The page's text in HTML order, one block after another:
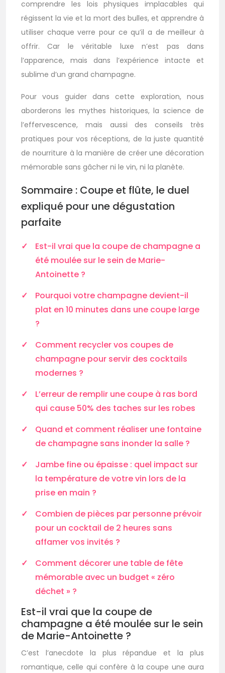
comprendre les lois physiques implacables qui
régissent la vie et la mort des bulles, et apprendre à
utiliser chaque verre pour ce qu’il a de meilleur à
offrir. Car le véritable luxe n’est pas dans
l’apparence, mais dans l’expérience intacte et
sublime d’un grand champagne.
Pour vous guider dans cette exploration, nous
aborderons les mythes historiques, la science de
l’effervescence, mais aussi des conseils très
pratiques pour vos réceptions, de la juste quantité
de nourriture à la manière de créer une décoration
mémorable sans gâcher ni le vin, ni la planète.
Sommaire : Coupe et flûte, le duel
expliqué pour une dégustation
parfaite
Est-il vrai que la coupe de champagne a
été moulée sur le sein de Marie-
Antoinette ?
Pourquoi votre champagne devient-il
plat en 10 minutes dans une coupe large
?
Comment recycler vos coupes de
champagne pour servir des cocktails
modernes ?
L’erreur de remplir une coupe à ras bord
qui cause 50% des taches sur les robes
Quand et comment réaliser une fontaine
de champagne sans inonder la salle ?
Jambe fine ou épaisse : quel impact sur
la température de votre vin lors de la
prise en main ?
Combien de pièces par personne prévoir
pour un cocktail de 2 heures sans
affamer vos invités ?
Comment décorer une table de fête
mémorable avec un budget « zéro
déchet » ?
Est-il vrai que la coupe de
champagne a été moulée sur le sein
de Marie-Antoinette ?
C’est l’anecdote la plus répandue et la plus
romantique, celle qui confère à la coupe une aura